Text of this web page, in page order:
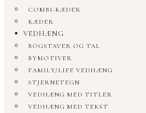
COMBI-KÆDER
KÆDER
VEDHÆNG
BOGSTAVER OG TAL
BYMOTIVER
FAMILY/LIFE VEDHÆNG
STJERNETEGN
VEDHÆNG MED TITLER
VEDHÆNG MED TEKST